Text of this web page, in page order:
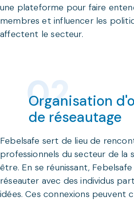
une plateforme pour faire
membres et influencer les
affectent le secteur.
Organisation
de réseautage
Febelsafe sert de lieu de
professionnels du secteur de la
être. En se réunissant,
réseauter avec des individus
idées. Ces connexions peuvent